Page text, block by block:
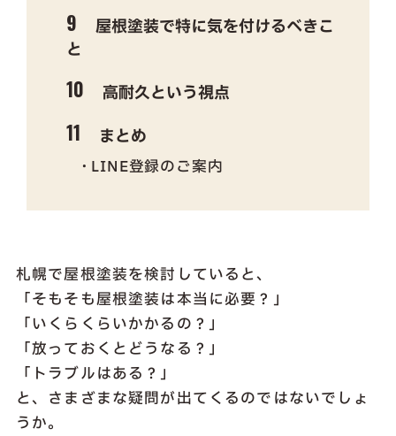
屋根塗装で特に気を付けるべきこ
と
高耐久という視点
まとめ
LINE登録のご案内
札幌で屋根塗装を検討していると、
「そもそも屋根塗装は本当に必要？」
「いくらくらいかかるの？」
「放っておくとどうなる？」
「トラブルはある？」
と、さまざまな疑問が出てくるのではないでしょ
うか。